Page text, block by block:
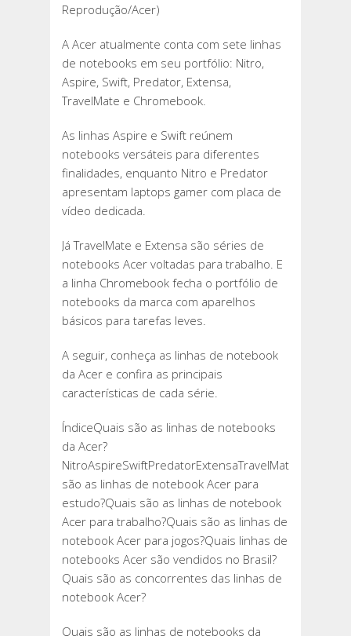
Reprodução/Acer)
A Acer atualmente conta com sete linhas
de notebooks em seu portfólio: Nitro,
Aspire, Swift, Predator, Extensa,
TravelMate e Chromebook.
As linhas Aspire e Swift reúnem
notebooks versáteis para diferentes
finalidades, enquanto Nitro e Predator
apresentam laptops gamer com placa de
vídeo dedicada.
Já TravelMate e Extensa são séries de
notebooks Acer voltadas para trabalho. E
a linha Chromebook fecha o portfólio de
notebooks da marca com aparelhos
básicos para tarefas leves.
A seguir, conheça as linhas de notebook
da Acer e confira as principais
características de cada série.
ÍndiceQuais são as linhas de notebooks
da Acer?
são as linhas de notebook Acer para
estudo?Quais são as linhas de notebook
Acer para trabalho?Quais são as linhas de
notebook Acer para jogos?Quais linhas de
notebooks Acer são vendidos no Brasil?
Quais são as concorrentes das linhas de
notebook Acer?
Quais são as linhas de notebooks da